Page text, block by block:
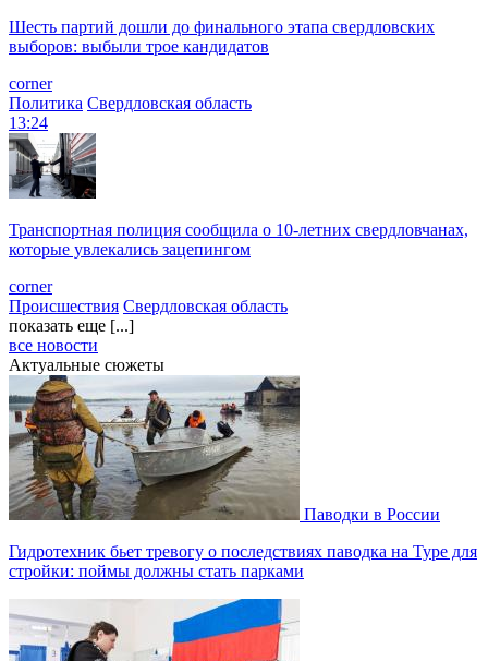
Шесть партий дошли до финального этапа свердловских
выборов: выбыли трое кандидатов
corner
Политика Свердловская область
13:24
Транспортная полиция сообщила о 10-летних свердловчанах,
которые увлекались зацепингом
corner
Происшествия Свердловская область
показать еще [...]
все новости
Актуальные сюжеты
Паводки в России
Гидротехник бьет тревогу о последствиях паводка на Туре для
стройки: поймы должны стать парками